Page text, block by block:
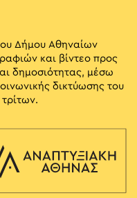
Δήμου Αθηναίων
και βίντεο προς
δημοσιότητας, μέσω
δικτύωσης του